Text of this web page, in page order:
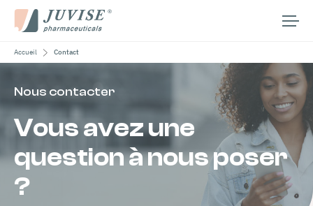
Notre entreprise
Nos aires thérapeutiques
Nos médicaments
Carrières
Contact
Accueil Contact
Nous contacter
Vous avez une
question à nous poser
?